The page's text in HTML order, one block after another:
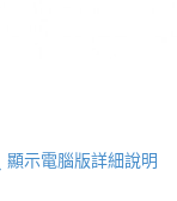
顯示電腦版詳細說明